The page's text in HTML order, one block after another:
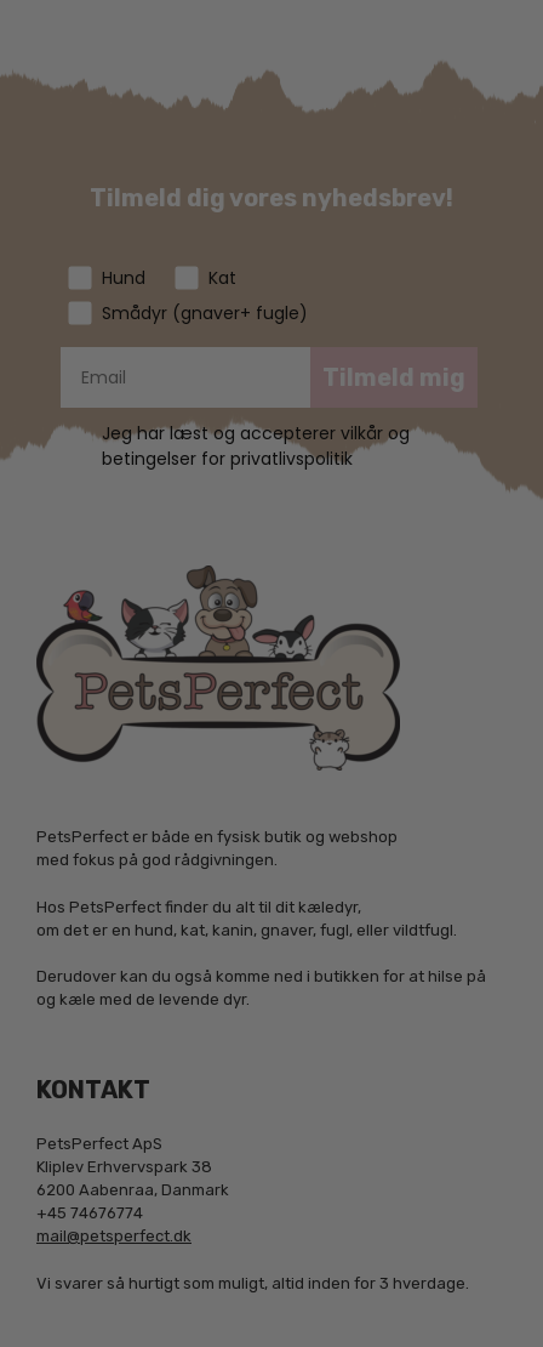
Tilmeld dig vores nyhedsbrev!
Hund
Kat
Smådyr (gnaver+ fugle)
Tilmeld mig
Jeg har læst og accepterer vilkår og
betingelser for privatlivspolitik
PetsPerfect er både en fysisk butik og webshop
med fokus på god rådgivningen.
Hos PetsPerfect finder du alt til dit kæledyr,
om det er en hund, kat, kanin, gnaver, fugl, eller vildtfugl.
Derudover kan du også komme ned i butikken for at hilse på
og kæle med de levende dyr.
KONTAKT
PetsPerfect ApS
Kliplev Erhvervspark 38
6200 Aabenraa, Danmark
+45 74676774
mail@petsperfect.dk
Vi svarer så hurtigt som muligt, altid inden for 3 hverdage.